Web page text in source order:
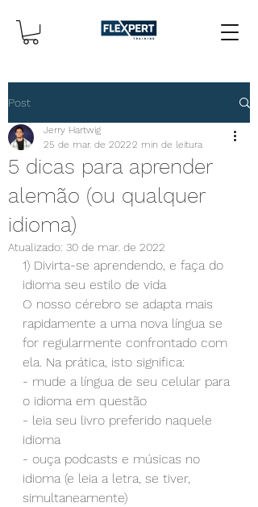
Post
5 dicas para aprender
alemão (ou qualquer
idioma)
Jerry Hartwig
25 de mar. de 20222 min de leitura
Atualizado: 30 de mar. de 2022
1) Divirta-se aprendendo, e faça do
idioma seu estilo de vida
O nosso cérebro se adapta mais
rapidamente a uma nova língua se
for regularmente confrontado com
ela. Na prática, isto significa:
- mude a língua de seu celular para
o idioma em questão
- leia seu livro preferido naquele
idioma
- ouça podcasts e músicas no
idioma (e leia a letra, se tiver,
simultaneamente)